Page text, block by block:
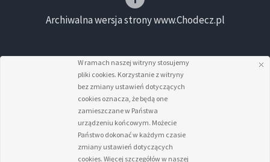
Archiwalna wersja strony www.Chodecz.pl
W ramach naszej witryny stosujemy
pliki cookies. Korzystanie z witryny
bez zmiany ustawień dotyczących
cookies oznacza, że będą one
zamieszczane w Państwa
urządzeniu końcowym. Możecie
Państwo dokonać w każdym czasie
zmiany ustawień dotyczących
cookies. Więcej szczegółów w naszej